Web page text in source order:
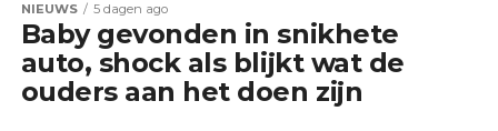
NIEUWS 5 dagen ago
Baby gevonden in snikhete
auto, shock als blijkt wat de
ouders aan het doen zijn